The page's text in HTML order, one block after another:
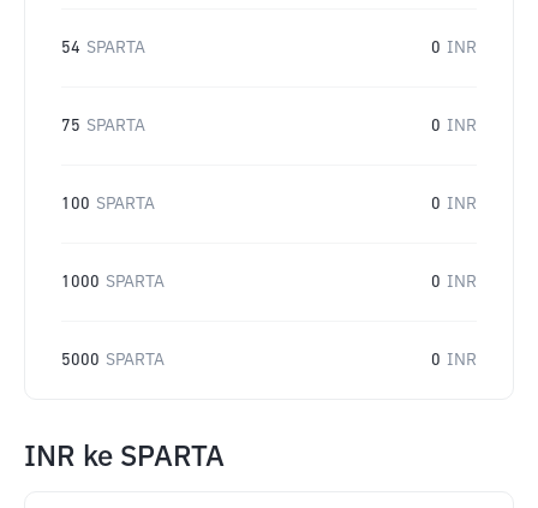
54 SPARTA 0 INR
75 SPARTA 0 INR
100 SPARTA 0 INR
1000 SPARTA 0 INR
5000 SPARTA 0 INR
INR ke SPARTA